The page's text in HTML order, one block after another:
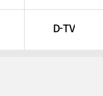
D-TV